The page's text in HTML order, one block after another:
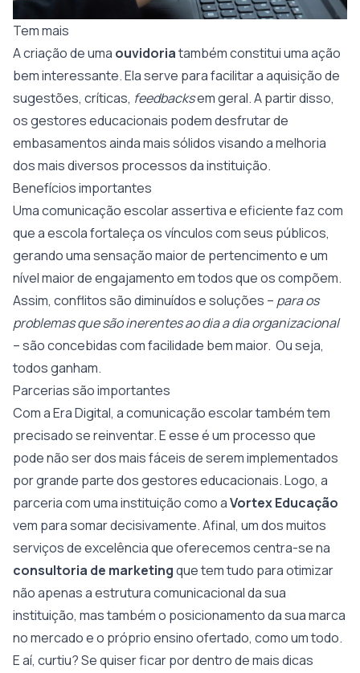
Tem mais
A criação de uma ouvidoriatambém constitui uma ação
bem interessante. Ela serve para facilitar a aquisição de
sugestões, críticas, feedbacksem geral. A partir disso,
os gestores educacionais podem desfrutar de
embasamentos ainda mais sólidos visando a melhoria
dos mais diversos processos da instituição.
Benefícios importantes
Uma comunicação escolar assertiva e eficiente faz com
que a escola fortaleça os vínculos com seus públicos,
gerando uma sensação maior de pertencimento e um
nível maior de engajamento em todos que os compõem.
Assim, conflitos são diminuídos e soluções – para os
problemas que são inerentes ao dia a dia organizacional
– são concebidas com facilidade bem maior. Ou seja,
todos ganham.
Parcerias são importantes
Com a Era Digital, a comunicação escolar também tem
precisado se reinventar. E esse é um processo que
pode não ser dos mais fáceis de serem implementados
por grande parte dos gestores educacionais. Logo, a
parceria com uma instituição como aVortex Educação
vem para somar decisivamente. Afinal, um dos muitos
serviços de excelência que oferecemos centra-se na
consultoria de marketingque tem tudo para otimizar
não apenas a estrutura comunicacional da sua
instituição, mas também o posicionamento da sua marca
no mercado e o próprio ensino ofertado, como um todo.
E aí, curtiu? Se quiser ficar por dentro de mais dicas